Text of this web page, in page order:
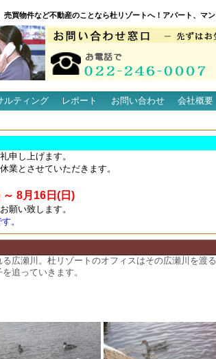
買物件など不動産のことなら杜リゾートへ！アパート、マ
ルティング レポート お問い合わせ 会社概要
申し上げます。
業とさせていただきます。
8月16日(日)
願い致します。
。
広瀬川。杜リゾートのオフィスはその広瀬川を渡
追っていきます。